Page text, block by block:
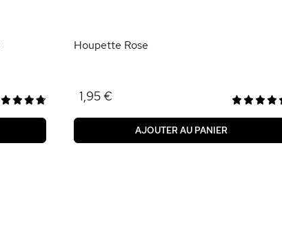
Houpette Rose
1,95 €
AJOUTER AU PANIER